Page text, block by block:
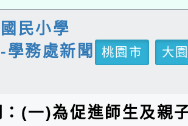
國民小學
學務處新聞
桃園市
大
：(一)為促進師生及親